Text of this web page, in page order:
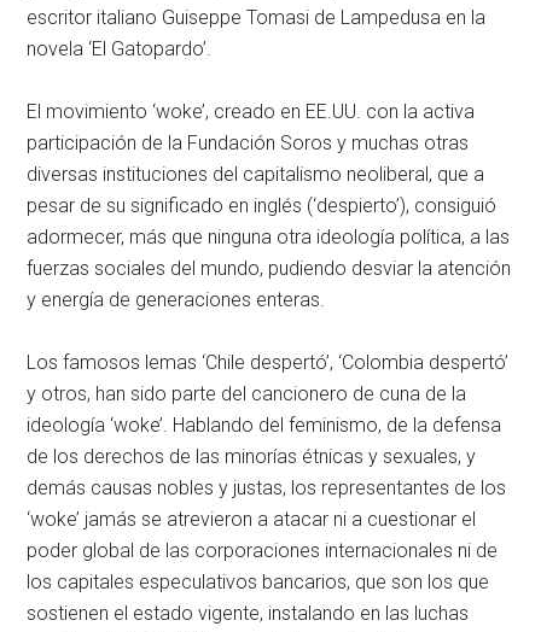
escritor italiano Guiseppe Tomasi de Lampedusa en la
novela ‘El Gatopardo’.
El movimiento ‘woke’, creado en EE.UU. con la activa
participación de la Fundación Soros y muchas otras
diversas instituciones del capitalismo neoliberal, que a
pesar de su significado en inglés (‘despierto’), consiguió
adormecer, más que ninguna otra ideología política, a las
fuerzas sociales del mundo, pudiendo desviar la atención
y energía de generaciones enteras.
Los famosos lemas ‘Chile despertó’, ‘Colombia despertó’
y otros, han sido parte del cancionero de cuna de la
ideología ‘woke’. Hablando del feminismo, de la defensa
de los derechos de las minorías étnicas y sexuales, y
demás causas nobles y justas, los representantes de los
‘woke’ jamás se atrevieron a atacar ni a cuestionar el
poder global de las corporaciones internacionales ni de
los capitales especulativos bancarios, que son los que
sostienen el estado vigente, instalando en las luchas